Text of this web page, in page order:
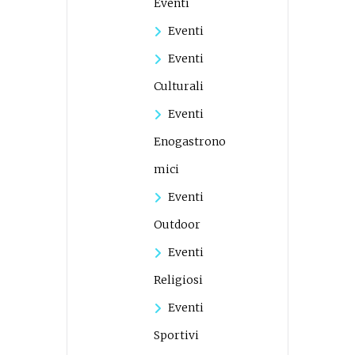
Eventi
Eventi
Eventi
Culturali
Eventi
Enogastrono
mici
Eventi
Outdoor
Eventi
Religiosi
Eventi
Sportivi